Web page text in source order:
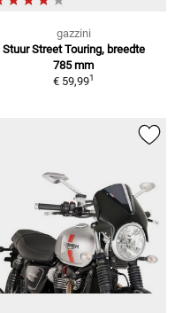
gazzini
Stuur Street Touring, breedte
785 mm
€ 59,991